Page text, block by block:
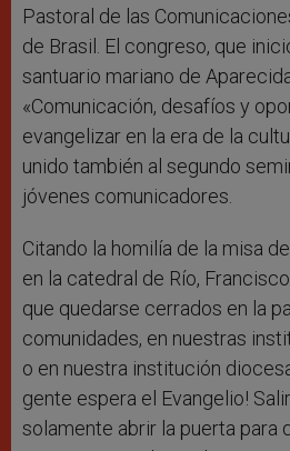
Pastoral de las
de Brasil. El congreso, que
santuario mariano de
«Comunicación, desafíos y
evangelizar en la era de la
unido también al segundo
jóvenes comunicadores.
Citando la homilía de la misa
en la catedral de Río,
que quedarse cerrados en la
comunidades, en nuestras
o en nuestra institución
gente espera el Evangelio!
solamente abrir la puerta para